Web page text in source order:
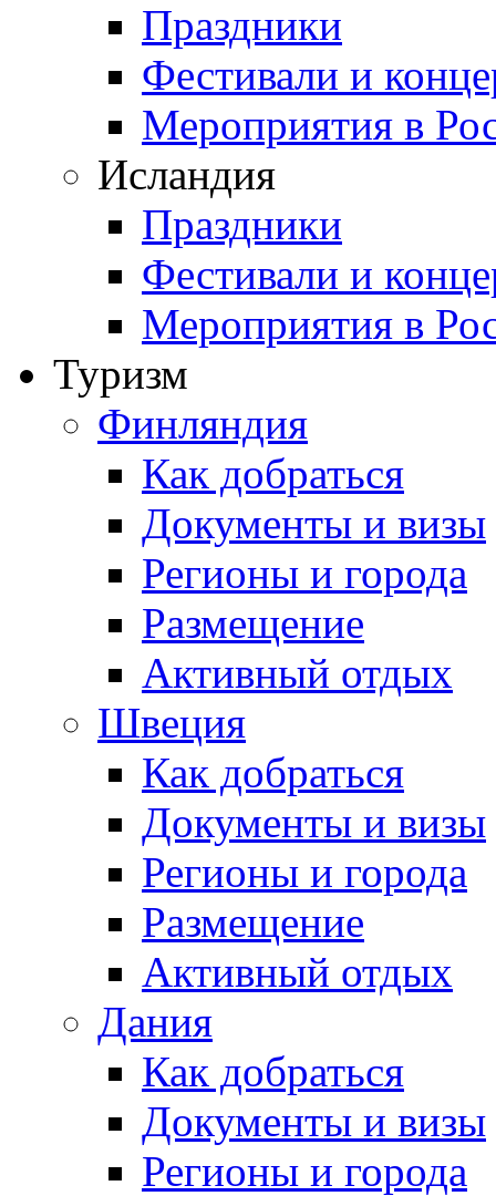
Праздники
Фестивали и
Мероприятия в
Исландия
Праздники
Фестивали и
Мероприятия в
Туризм
Финляндия
Как добраться
Документы и визы
Регионы и города
Размещение
Активный отдых
Швеция
Как добраться
Документы и визы
Регионы и города
Размещение
Активный отдых
Дания
Как добраться
Документы и визы
Регионы и города